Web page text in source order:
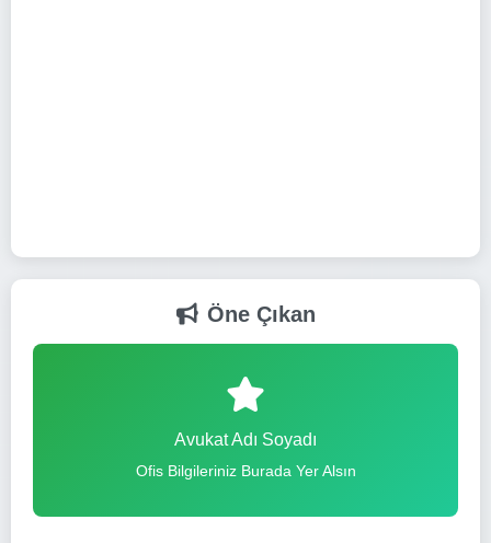
Öne Çıkan
Avukat Adı Soyadı
Ofis Bilgileriniz Burada Yer Alsın